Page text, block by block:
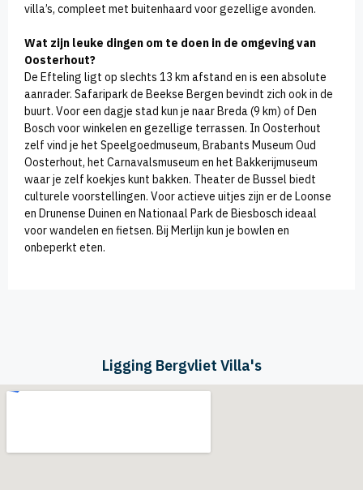
villa’s, compleet met buitenhaard voor gezellige avonden.
Wat zijn leuke dingen om te doen in de omgeving van
Oosterhout?
De Efteling ligt op slechts 13 km afstand en is een absolute
aanrader. Safaripark de Beekse Bergen bevindt zich ook in de
buurt. Voor een dagje stad kun je naar Breda (9 km) of Den
Bosch voor winkelen en gezellige terrassen. In Oosterhout
zelf vind je het Speelgoedmuseum, Brabants Museum Oud
Oosterhout, het Carnavalsmuseum en het Bakkerijmuseum
waar je zelf koekjes kunt bakken. Theater de Bussel biedt
culturele voorstellingen. Voor actieve uitjes zijn er de Loonse
en Drunense Duinen en Nationaal Park de Biesbosch ideaal
voor wandelen en fietsen. Bij Merlijn kun je bowlen en
onbeperkt eten.
Ligging Bergvliet Villa's